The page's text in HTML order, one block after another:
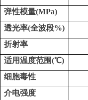
弹性模量(MPa)
透光率(全波段%)
折射率
适用温度范围(℃)
细胞毒性
介电强度